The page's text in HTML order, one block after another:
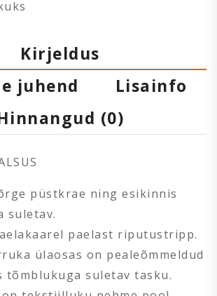
Kirjeldus
juhend
Lisainfo
(0)
püstkrae ning esikinnis
suletav.
paelast riputustripp.
ülaosas on pealeõmmeldud
tõmblukuga suletav tasku.